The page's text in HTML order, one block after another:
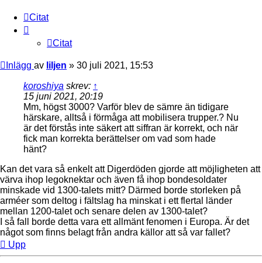
Citat
Citat
Inlägg av liljen » 30 juli 2021, 15:53
koroshiya skrev: ↑
15 juni 2021, 20:19
Mm, högst 3000? Varför blev de sämre än tidigare
härskare, alltså i förmåga att mobilisera trupper.? Nu
är det förstås inte säkert att siffran är korrekt, och när
fick man korrekta berättelser om vad som hade
hänt?
Kan det vara så enkelt att Digerdöden gjorde att möjligheten att
värva ihop legoknektar och även få ihop bondesoldater
minskade vid 1300-talets mitt? Därmed borde storleken på
arméer som deltog i fältslag ha minskat i ett flertal länder
mellan 1200-talet och senare delen av 1300-talet?
I så fall borde detta vara ett allmänt fenomen i Europa. Är det
något som finns belagt från andra källor att så var fallet?
Upp